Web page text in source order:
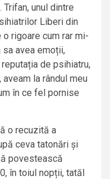
unul dintre
Liberi din
o rigoare cum rar mi-
avea emoții,
de psihiatru,
la rândul meu
în ce fel pornise
o recuzită a
ceva tatonări și
povestească
în toiul nopții, tatăl